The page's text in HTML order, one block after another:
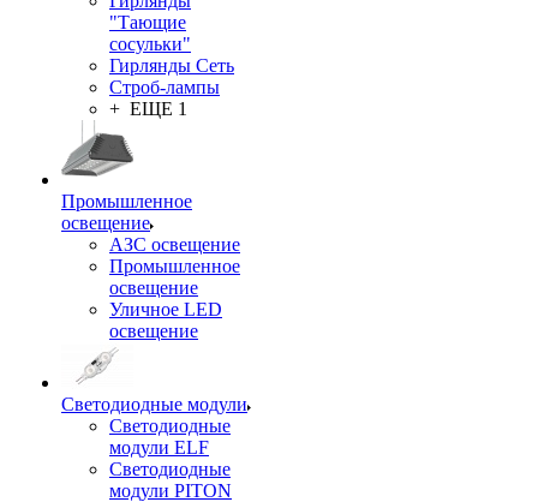
"Тающие
сосульки"
Гирлянды Сеть
Строб-лампы
+ ЕЩЕ 1
Промышленное
освещение
АЗС освещение
Промышленное
освещение
Уличное LED
освещение
Светодиодные модули
Светодиодные
модули ELF
Светодиодные
модули PITON